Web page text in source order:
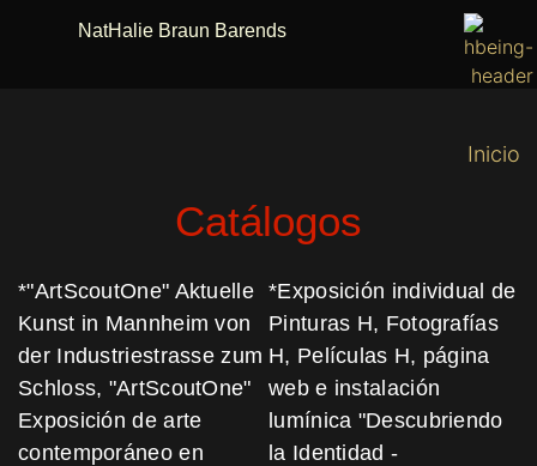
NatHalie Braun Barends
Inicio
Catálogos
*"ArtScoutOne" Aktuelle
Kunst in Mannheim von
der Industriestrasse zum
Schloss, "ArtScoutOne"
Exposición de arte
contemporáneo en
*Exposición individual de
Pinturas H, Fotografías
H, Películas H, página
web e instalación
lumínica "Descubriendo
la Identidad -